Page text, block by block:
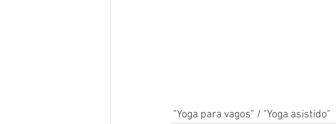
"Yoga para vagos" / "Yoga asistido"